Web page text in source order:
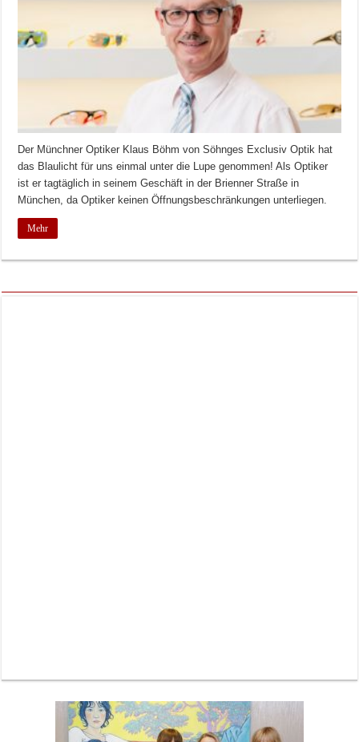
Der Münchner Optiker Klaus Böhm von Söhnges Exclusiv Optik hat
das Blaulicht für uns einmal unter die Lupe genommen! Als Optiker
ist er tagtäglich in seinem Geschäft in der Brienner Straße in
München, da Optiker keinen Öffnungsbeschränkungen unterliegen.
Mehr